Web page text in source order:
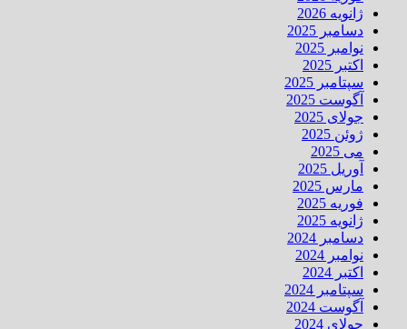
ژانویه 2026
دسامبر 2025
نوامبر 2025
اکتبر 2025
سپتامبر 2025
آگوست 2025
جولای 2025
ژوئن 2025
می 2025
آوریل 2025
مارس 2025
فوریه 2025
ژانویه 2025
دسامبر 2024
نوامبر 2024
اکتبر 2024
سپتامبر 2024
آگوست 2024
جولای 2024